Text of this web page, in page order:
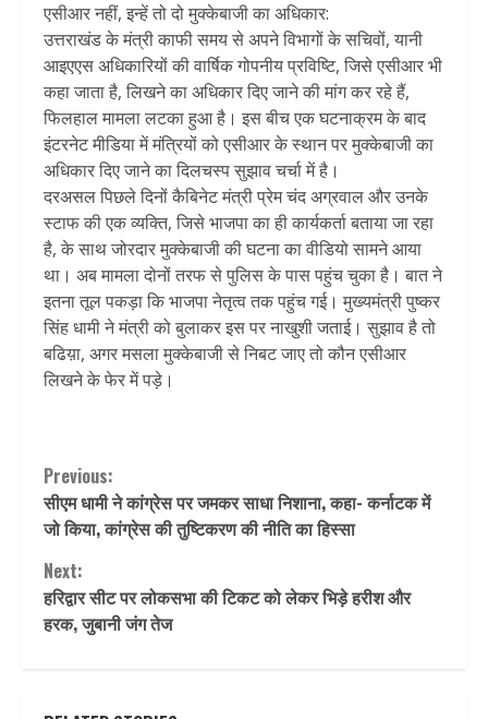
एसीआर नहीं, इन्हें तो दो मुक्केबाजी का अधिकार:
उत्तराखंड के मंत्री काफी समय से अपने विभागों के सचिवों, यानी
आइएएस अधिकारियों की वार्षिक गोपनीय प्रविष्टि, जिसे एसीआर भी
कहा जाता है, लिखने का अधिकार दिए जाने की मांग कर रहे हैं,
फिलहाल मामला लटका हुआ है। इस बीच एक घटनाक्रम के बाद
इंटरनेट मीडिया में मंत्रियों को एसीआर के स्थान पर मुक्केबाजी का
अधिकार दिए जाने का दिलचस्प सुझाव चर्चा में है।
दरअसल पिछले दिनों कैबिनेट मंत्री प्रेम चंद अग्रवाल और उनके
स्टाफ की एक व्यक्ति, जिसे भाजपा का ही कार्यकर्ता बताया जा रहा
है, के साथ जोरदार मुक्केबाजी की घटना का वीडियो सामने आया
था। अब मामला दोनों तरफ से पुलिस के पास पहुंच चुका है। बात ने
इतना तूल पकड़ा कि भाजपा नेतृत्व तक पहुंच गई। मुख्यमंत्री पुष्कर
सिंह धामी ने मंत्री को बुलाकर इस पर नाखुशी जताई। सुझाव है तो
बढिय़ा, अगर मसला मुक्केबाजी से निबट जाए तो कौन एसीआर
लिखने के फेर में पड़े।
Continue
Reading
Previous:
सीएम धामी ने कांग्रेस पर जमकर साधा निशाना, कहा- कर्नाटक में
जो किया, कांग्रेस की तुष्टिकरण की नीति का हिस्सा
Next:
हरिद्वार सीट पर लोकसभा की टिकट को लेकर भिड़े हरीश और
हरक, जुबानी जंग तेज